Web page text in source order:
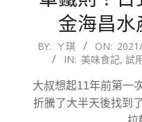
金海昌
2021-
05
BY: ㄚ琪 ON:
IN: 美味食記, 試
大叔想起11年前第一
折騰了大半天後找到